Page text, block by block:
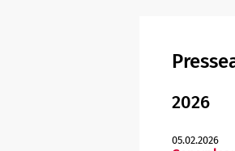
2026
05.02.2026